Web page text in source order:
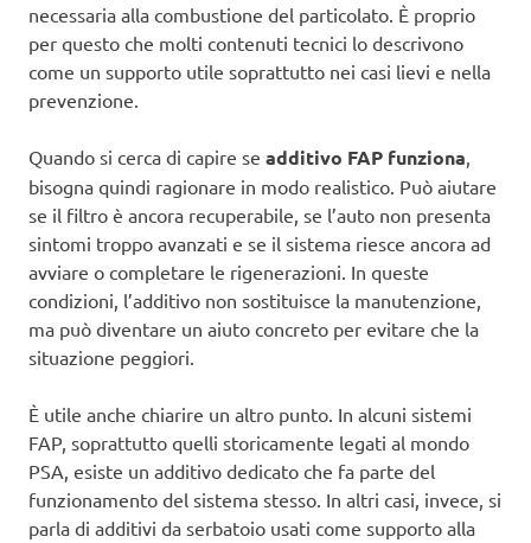
necessaria alla combustione del particolato. È proprio
per questo che molti contenuti tecnici lo descrivono
come un supporto utile soprattutto nei casi lievi e nella
prevenzione.
Quando si cerca di capire se additivo FAP funziona,
bisogna quindi ragionare in modo realistico. Può aiutare
se il filtro è ancora recuperabile, se l’auto non presenta
sintomi troppo avanzati e se il sistema riesce ancora ad
avviare o completare le rigenerazioni. In queste
condizioni, l’additivo non sostituisce la manutenzione,
ma può diventare un aiuto concreto per evitare che la
situazione peggiori.
È utile anche chiarire un altro punto. In alcuni sistemi
FAP, soprattutto quelli storicamente legati al mondo
PSA, esiste un additivo dedicato che fa parte del
funzionamento del sistema stesso. In altri casi, invece, si
parla di additivi da serbatoio usati come supporto alla